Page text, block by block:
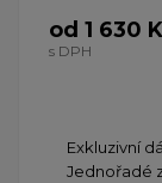
od 1 630
s DPH
Exkluzivní
Jednořadé